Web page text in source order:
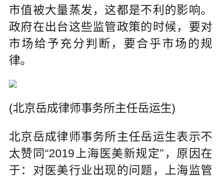
市值被大量蒸发，这都是不利的影响。
政府在出台这些监管政策的时候，要对
市场给予充分判断，要合乎市场的规
律。
(北京岳成律师事务所主任岳运生)
北京岳成律师事务所主任岳运生表示不
太赞同“2019上海医美新规定”，原因在
于：对医美行业出现的问题，上海监管